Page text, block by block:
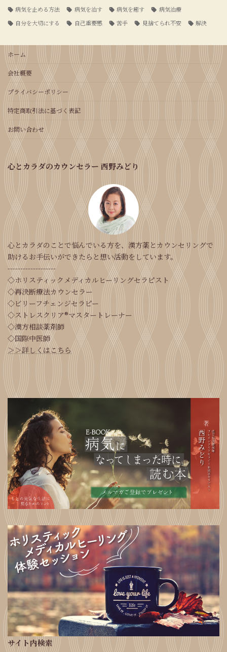
病気を止める方法
病気を治す 病気を癒す
病気治療
自分を大切にする
自己重要感 苦手 見捨てられ不安 解決
ホーム
会社概要
プライバシーポリシー
特定商取引法に基づく表記
お問い合わせ
心とカラダのカウンセラー 西野みどり
心とカラダのことで悩んでいる方を、漢方薬とカウンセリングで
助けるお手伝いができたらと想い活動をしています。
-------------------
◇ホリスティックメディカルヒーリングセラピスト
◇再決断療法カウンセラー
◇ビリーフチェンジセラピー
◇ストレスクリア®マスタートレーナー
◇漢方相談薬剤師
◇国際中医師
＞＞詳しくはこちら
サイト内検索